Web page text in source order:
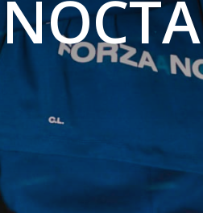
NOCTA